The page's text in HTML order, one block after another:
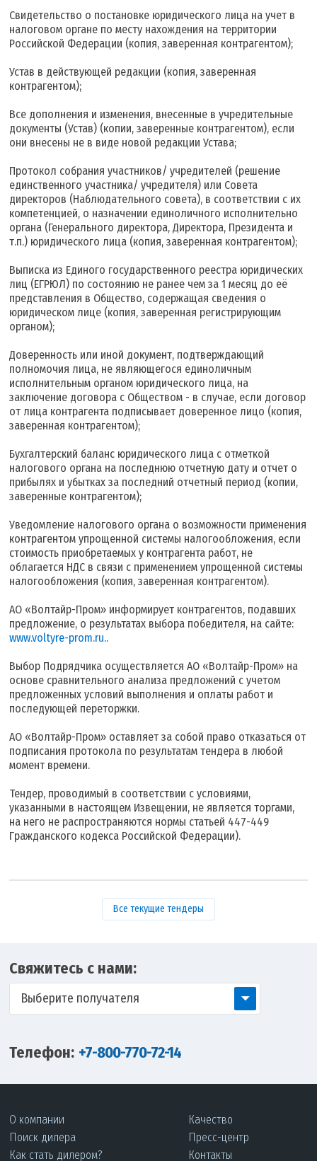
Свидетельство о постановке юридического лица на учет в
налоговом органе по месту нахождения на территории
Российской Федерации (копия, заверенная контрагентом);
Устав в действующей редакции (копия, заверенная
контрагентом);
Все дополнения и изменения, внесенные в учредительные
документы (Устав) (копии, заверенные контрагентом), если
они внесены не в виде новой редакции Устава;
Протокол собрания участников/ учредителей (решение
единственного участника/ учредителя) или Совета
директоров (Наблюдательного совета), в соответствии с их
компетенцией, о назначении единоличного исполнительно
органа (Генерального директора, Директора, Президента и
т.п.) юридического лица (копия, заверенная контрагентом);
Выписка из Единого государственного реестра юридических
лиц (ЕГРЮЛ) по состоянию не ранее чем за 1 месяц до её
представления в Общество, содержащая сведения о
юридическом лице (копия, заверенная регистрирующим
органом);
Доверенность или иной документ, подтверждающий
полномочия лица, не являющегося единоличным
исполнительным органом юридического лица, на
заключение договора с Обществом - в случае, если договор
от лица контрагента подписывает доверенное лицо (копия,
заверенная контрагентом);
Бухгалтерский баланс юридического лица с отметкой
налогового органа на последнюю отчетную дату и отчет о
прибылях и убытках за последний отчетный период (копии,
заверенные контрагентом);
Уведомление налогового органа о возможности применения
контрагентом упрощенной системы налогообложения, если
стоимость приобретаемых у контрагента работ, не
облагается НДС в связи с применением упрощенной системы
налогообложения (копия, заверенная контрагентом).
АО «Волтайр-Пром» информирует контрагентов, подавших
предложение, о результатах выбора победителя, на сайте:
www.voltyre-prom.ru..
Выбор Подрядчика осуществляется АО «Волтайр-Пром» на
основе сравнительного анализа предложений с учетом
предложенных условий выполнения и оплаты работ и
последующей переторжки.
АО «Волтайр-Пром» оставляет за собой право отказаться от
подписания протокола по результатам тендера в любой
момент времени.
Тендер, проводимый в соответствии с условиями,
указанными в настоящем Извещении, не является торгами,
на него не распространяются нормы статьей 447-449
Гражданского кодекса Российской Федерации).
Все текущие тендеры
Свяжитесь с нами:
Выберите получателя
Телефон: +7-800-770-72-14
О компании
Поиск дилера
Как стать дилером?
Качество
Пресс-центр
Контакты